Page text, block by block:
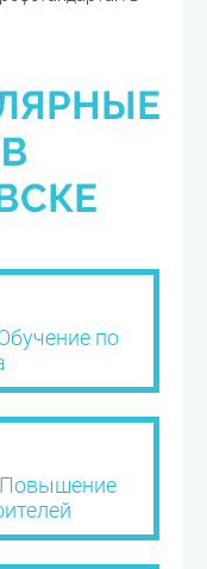
по
Повышение